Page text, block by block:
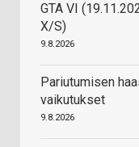
GTA VI
X/S)
9.8.2026
Pariutumisen
vaikutukset
9.8.2026